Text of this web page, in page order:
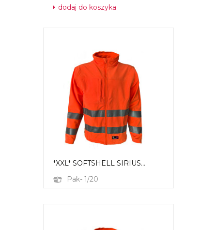
dodaj do koszyka
*XXL* SOFTSHELL SIRIUS...
Pak- 1/20